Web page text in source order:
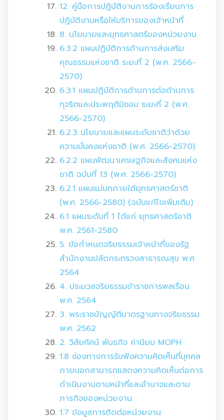
12. คู่มือการปฏิบัติงานการร้องเรียนการ
ปฏิบัติงานหรือให้บริการของเจ้าหน้าที่
8. นโยบายและยุทธศาสตร์ของหน่วยงาน
6.3.2 แผนปฏิบัติการด้านการส่งเสริม
คุณธรรมแห่งชาติ ระยะที่ 2 (พ.ศ. 2566-
2570)
6.3.1 แผนปฏิบัติการด้านการต่อต้านการ
ทุจริตและประพฤติมิชอบ ระยะที่ 2 (พ.ศ.
2566-2570)
6.2.3 นโยบายและแผนระดับชาติว่าด้วย
ความมั่นคงแห่งชาติ (พ.ศ. 2566-2570)
6.2.2 แผนพัฒนาเศรษฐกิจและสังคมแห่ง
ชาติ ฉบับที่ 13 (พ.ศ. 2566-2570)
6.2.1 แผนแม่บทภายใต้ยุทธศาสตร์ชาติ
(พ.ศ. 2566-2580) (ฉบับแก้ไขเพิ่มเติม)
6.1 แผนระดับที่ 1 ได้แก่ ยุทธศาสตร์ชาติ
พ.ศ. 2561-2580
5. ข้อกำหนดจริยธรรมเจ้าหน้าที่ของรัฐ
สำนักงานปลัดกระทรวงสาธารณสุข พ.ศ.
2564
4. ประมวลจริยธรรมข้าราชการพลเรือน
พ.ศ. 2564
3. พระราชบัญญัติมาตรฐานทางจริยธรรม
พ.ศ. 2562
2. วิสัยทัศน์ พันธกิจ ค่านิยม MOPH
1.8 ช่องทางการรับฟังความคิดเห็นที่บุคคล
ภายนอกสามารถแสดงความคิดเห็นต่อการ
ดำเนินงานตามหน้าที่และอำนาจและตาม
ภารกิจของหน่วยงาน
1.7 ข้อมูลการติดต่อหน่วยงาน